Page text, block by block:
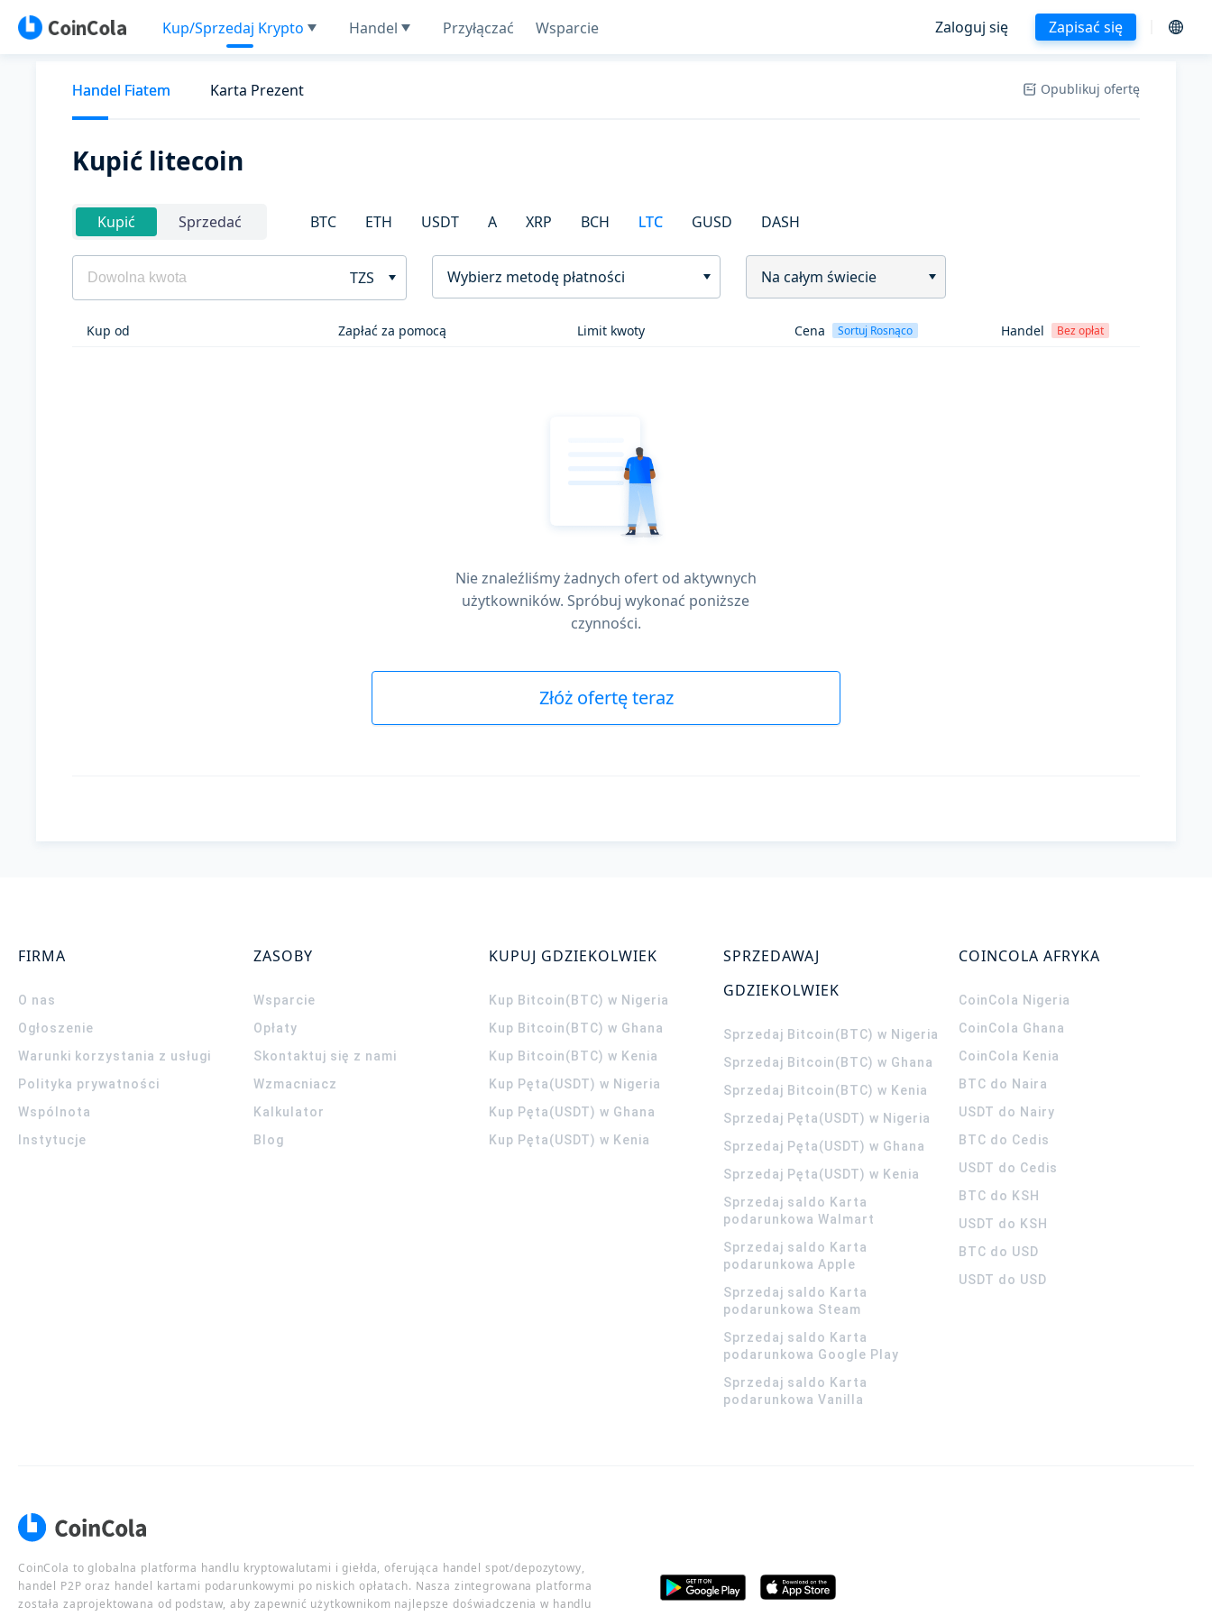
Kup/Sprzedaj Krypto Handel Przyłączać Wsparcie Zaloguj się Zapisać się
Handel Fiatem Karta Prezent Opublikuj ofertę
Kupić litecoin
Kupić Sprzedać BTC ETH USDT A XRP BCH LTC GUSD DASH
TZS Wybierz metodę płatności Na całym świecie
Kup od Zapłać za pomocą Limit kwoty Cena Sortuj Rosnąco Handel Bez opłat
Nie znaleźliśmy żadnych ofert od aktywnych
użytkowników. Spróbuj wykonać poniższe
czynności.
Złóż ofertę teraz
FIRMA
O nas
Ogłoszenie
Warunki korzystania z usługi
Polityka prywatności
Wspólnota
Instytucje
ZASOBY
Wsparcie
Opłaty
Skontaktuj się z nami
Wzmacniacz
Kalkulator
Blog
KUPUJ GDZIEKOLWIEK
Kup Bitcoin(BTC) w Nigeria
Kup Bitcoin(BTC) w Ghana
Kup Bitcoin(BTC) w Kenia
Kup Pęta(USDT) w Nigeria
Kup Pęta(USDT) w Ghana
Kup Pęta(USDT) w Kenia
SPRZEDAWAJ
GDZIEKOLWIEK
Sprzedaj Bitcoin(BTC) w Nigeria
Sprzedaj Bitcoin(BTC) w Ghana
Sprzedaj Bitcoin(BTC) w Kenia
Sprzedaj Pęta(USDT) w Nigeria
Sprzedaj Pęta(USDT) w Ghana
Sprzedaj Pęta(USDT) w Kenia
Sprzedaj saldo Karta
podarunkowa Walmart
Sprzedaj saldo Karta
podarunkowa Apple
Sprzedaj saldo Karta
podarunkowa Steam
Sprzedaj saldo Karta
podarunkowa Google Play
Sprzedaj saldo Karta
podarunkowa Vanilla
COINCOLA AFRYKA
CoinCola Nigeria
CoinCola Ghana
CoinCola Kenia
BTC do Naira
USDT do Nairy
BTC do Cedis
USDT do Cedis
BTC do KSH
USDT do KSH
BTC do USD
USDT do USD
CoinCola to globalna platforma handlu kryptowalutami i giełda, oferująca handel spot/depozytowy,
handel P2P oraz handel kartami podarunkowymi po niskich opłatach. Nasza zintegrowana platforma
została zaprojektowana od podstaw, aby zapewnić użytkownikom najlepsze doświadczenia w handlu